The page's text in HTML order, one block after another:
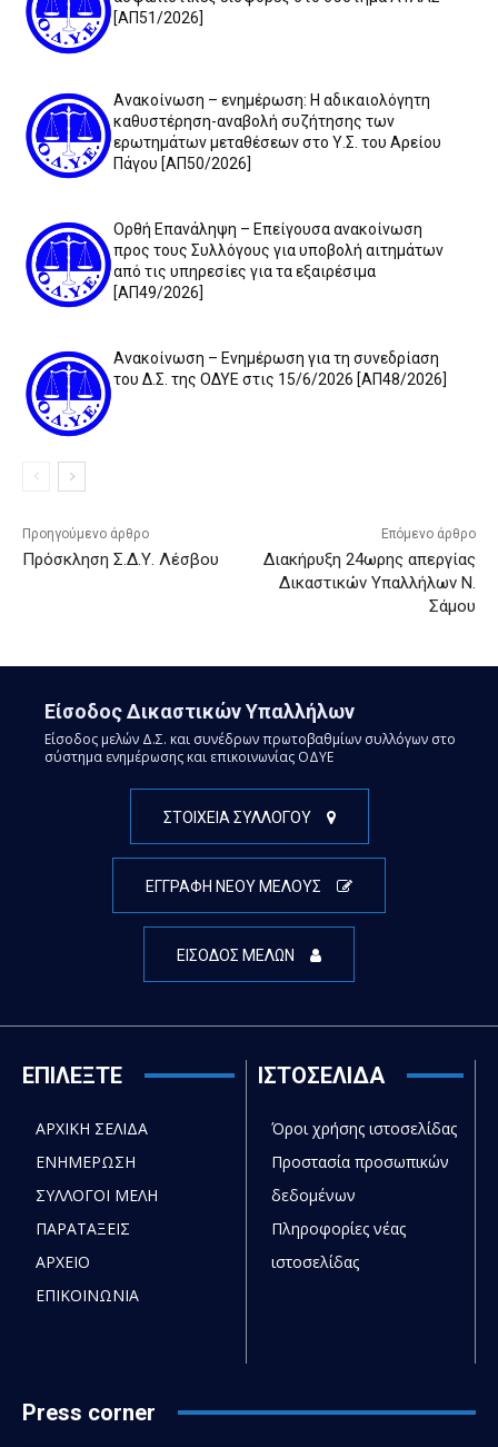
[ΑΠ51/2026]
Ανακοίνωση – ενημέρωση: Η αδικαιολόγητη
καθυστέρηση-αναβολή συζήτησης των
ερωτημάτων μεταθέσεων στο Υ.Σ. του Αρείου
Πάγου [ΑΠ50/2026]
Ορθή Επανάληψη – Επείγουσα ανακοίνωση
προς τους Συλλόγους για υποβολή αιτημάτων
από τις υπηρεσίες για τα εξαιρέσιμα
[ΑΠ49/2026]
Ανακοίνωση – Ενημέρωση για τη συνεδρίαση
του Δ.Σ. της ΟΔΥΕ στις 15/6/2026 [ΑΠ48/2026]
Προηγούμενο άρθρο
Πρόσκληση Σ.Δ.Υ. Λέσβου
Επόμενο άρθρο
Διακήρυξη 24ωρης απεργίας
Δικαστικών Υπαλλήλων Ν.
Σάμου
Είσοδος Δικαστικών Υπαλλήλων
Είσοδος μελών Δ.Σ. και συνέδρων πρωτοβαθμίων συλλόγων στο
σύστημα ενημέρωσης και επικοινωνίας ΟΔΥΕ
ΣΤΟΙΧΕΙΑ ΣΥΛΛΟΓΟΥ
ΕΓΓΡΑΦΗ ΝΕΟΥ ΜΕΛΟΥΣ
ΕΙΣΟΔΟΣ ΜΕΛΩΝ
ΕΠΙΛΕΞΤΕ
ΑΡΧΙΚΗ ΣΕΛΙΔΑ
ΕΝΗΜΕΡΩΣΗ
ΣΥΛΛΟΓΟΙ ΜΕΛΗ
ΠΑΡΑΤΑΞΕΙΣ
ΑΡΧΕΙΟ
ΕΠΙΚΟΙΝΩΝΙΑ
ΙΣΤΟΣΕΛΙΔΑ
Όροι χρήσης ιστοσελίδας
Προστασία προσωπικών
δεδομένων
Πληροφορίες νέας
ιστοσελίδας
Press corner